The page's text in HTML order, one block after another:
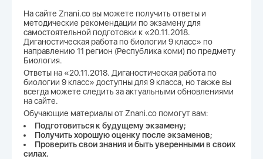
На сайте Znani.co вы можете получить ответы и
методические рекомендации по экзамену для
самостоятельной подготовки к «20.11.2018.
Диганостическая работа по биологии 9 класс» по
направлению 11 регион (Республика коми) по предмету
Биология.
Ответы на «20.11.2018. Диганостическая работа по
биологии 9 класс» доступны для 9 класса, но также вы
всегда можете следить за актуальными обновлениями
на сайте.
Обучающие материалы от Znani.co помогут вам:
Подготовиться к будущему экзамену;
Получить хорошую оценку после экзаменов;
Проверить свои знания и быть уверенными в своих
силах.